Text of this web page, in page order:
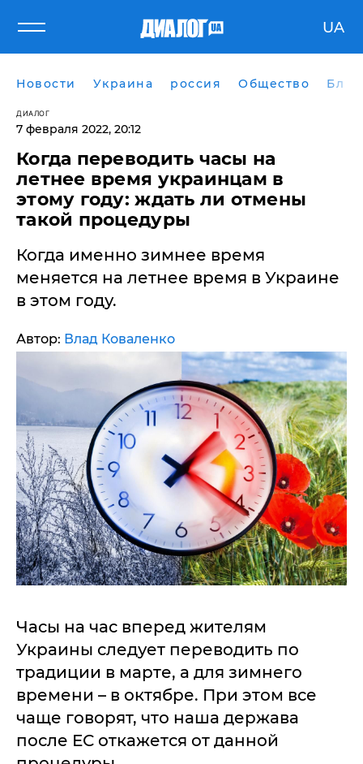
UA
Новости Украина россия Общество
ДИАЛОГ
7 февраля 2022, 20:12
Когда переводить часы на
летнее время украинцам в
этому году: ждать ли отмены
такой процедуры
Когда именно зимнее время
меняется на летнее время в Украине
в этом году.
Автор: Влад Коваленко
Часы на час вперед жителям
Украины следует переводить по
традиции в марте, а для зимнего
времени – в октябре. При этом все
чаще говорят, что наша держава
после ЕС откажется от данной